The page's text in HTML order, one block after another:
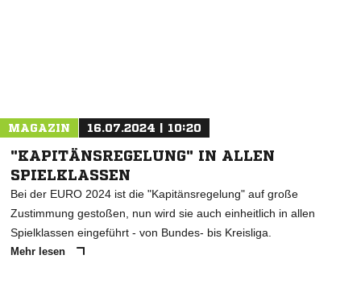
MAGAZIN 16.07.2024 | 10:20
"KAPITÄNSREGELUNG" IN ALLEN
SPIELKLASSEN
Bei der EURO 2024 ist die "Kapitänsregelung" auf große
Zustimmung gestoßen, nun wird sie auch einheitlich in allen
Spielklassen eingeführt - von Bundes- bis Kreisliga.
Mehr lesen